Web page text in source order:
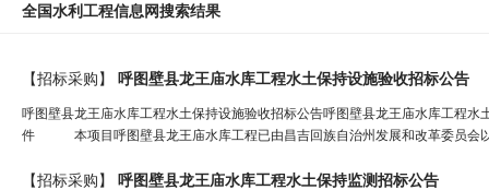
全国水利工程信息网搜索结果
【招标采购】 呼图壁县龙王庙水库工程水土保持设施验收招标公告
呼图壁县龙王庙水库工程水土保持设施验收招标公告呼图壁县龙王庙水库工程
件 本项目呼图壁县龙王庙水库工程已由昌吉回族自治州发展和改革委员会
【招标采购】 呼图壁县龙王庙水库工程水土保持监测招标公告